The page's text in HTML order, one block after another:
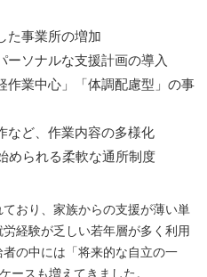
た事業所の増加
ーソナルな支援計画の導入
作業中心」「体調配慮型」の事
など、作業内容の多様化
められる柔軟な通所制度
おり、家族からの支援が薄い単
経験が乏しい若年層が多く利用
の中には「将来的な自立の一
ースも増えてきました。